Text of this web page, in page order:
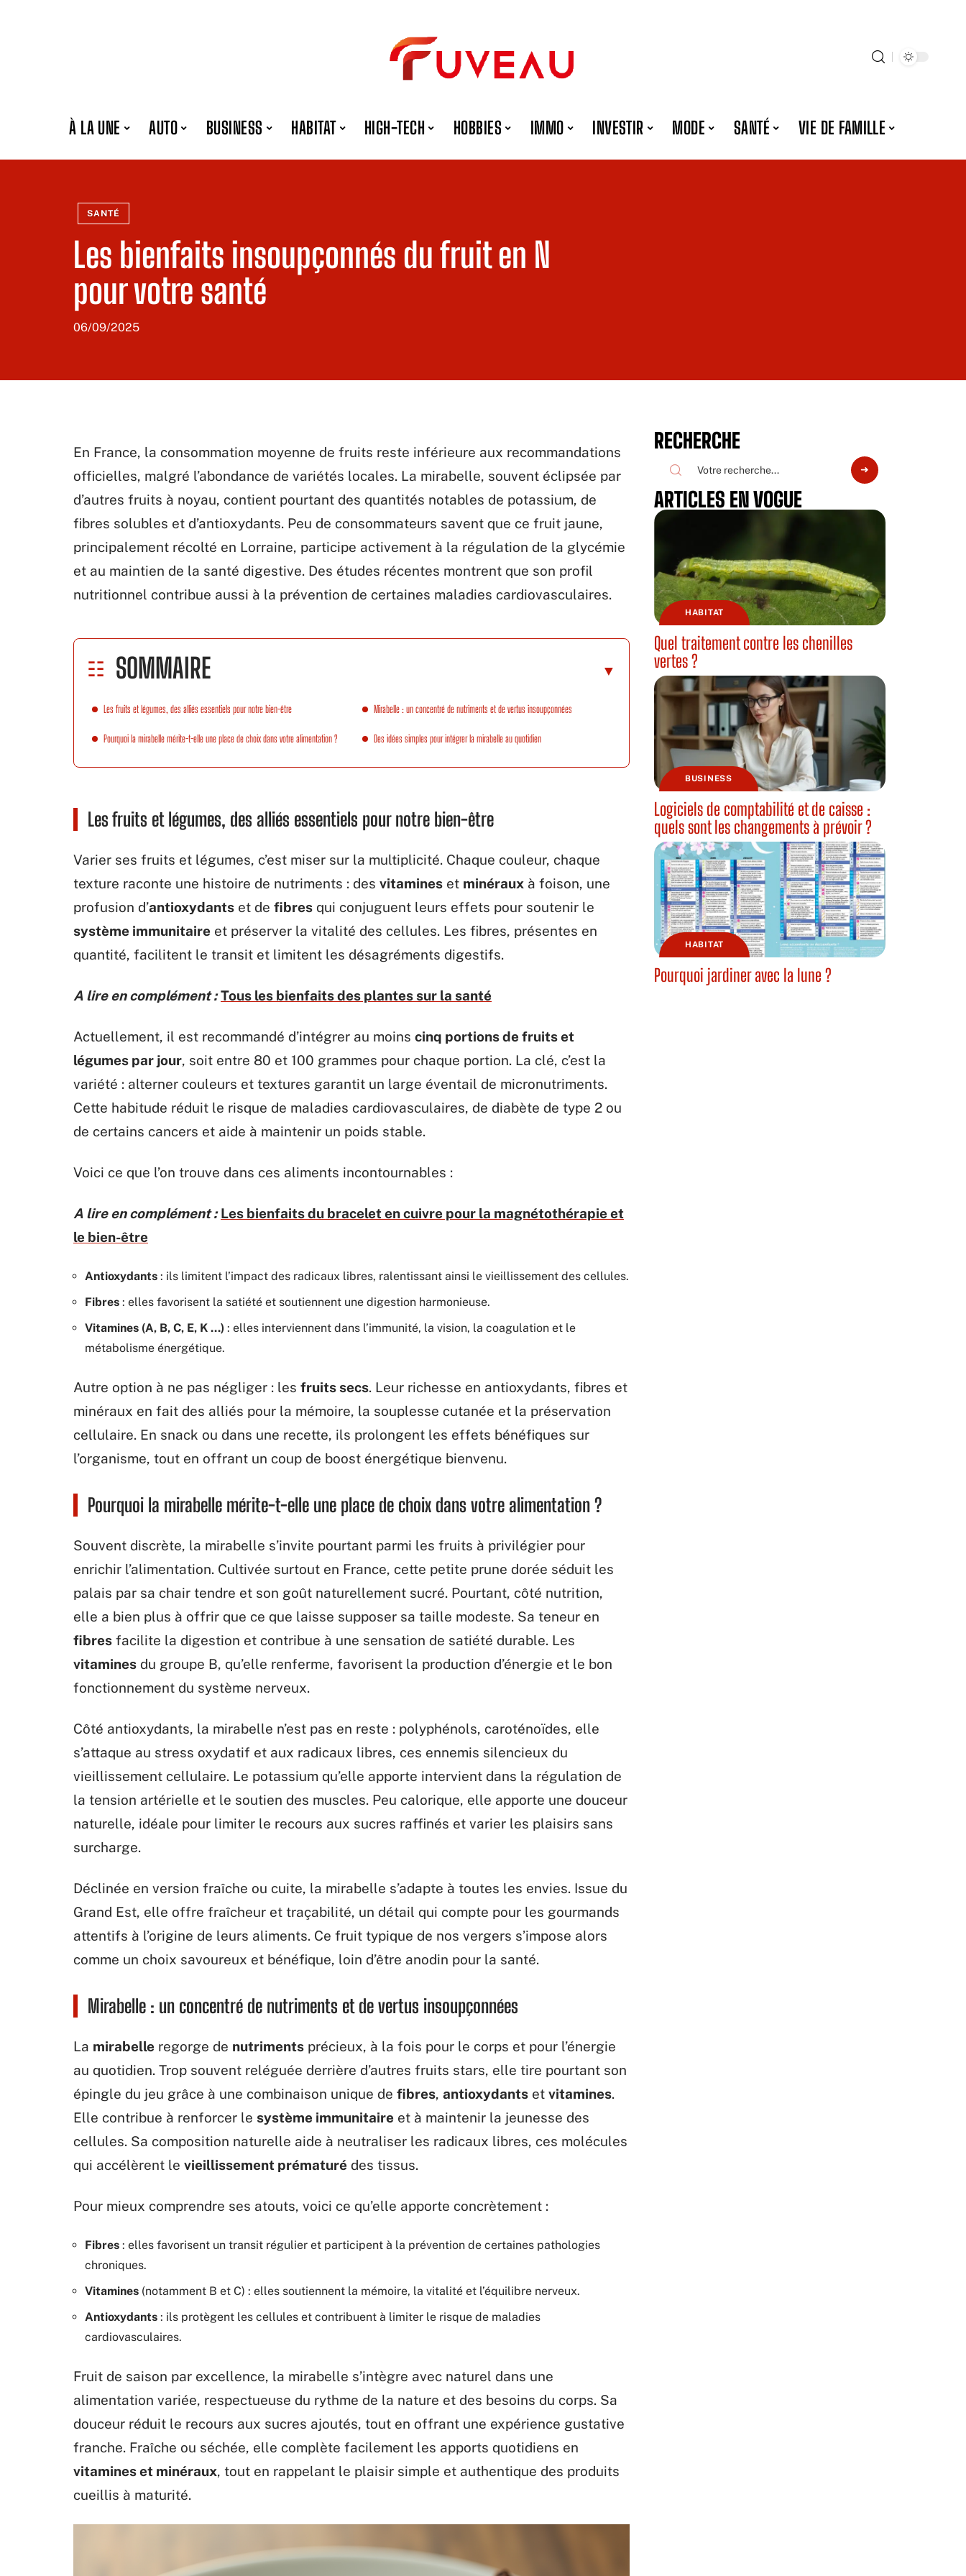
À LA UNE AUTO BUSINESS HABITAT HIGH-TECH HOBBIES IMMO INVESTIR MODE SANTÉ VIE DE FAMILLE
SANTÉ
Les bienfaits insoupçonnés du fruit en N
pour votre santé
06/09/2025
En France, la consommation moyenne de fruits reste inférieure aux recommandations
officielles, malgré l’abondance de variétés locales. La mirabelle, souvent éclipsée par
d’autres fruits à noyau, contient pourtant des quantités notables de potassium, de
fibres solubles et d’antioxydants. Peu de consommateurs savent que ce fruit jaune,
principalement récolté en Lorraine, participe activement à la régulation de la glycémie
et au maintien de la santé digestive. Des études récentes montrent que son profil
nutritionnel contribue aussi à la prévention de certaines maladies cardiovasculaires.
SOMMAIRE
Les fruits et légumes, des alliés essentiels pour notre bien-être
Pourquoi la mirabelle mérite-t-elle une place de choix dans votre alimentation ?
Mirabelle : un concentré de nutriments et de vertus insoupçonnées
Des idées simples pour intégrer la mirabelle au quotidien
Les fruits et légumes, des alliés essentiels pour notre bien-être
Varier ses fruits et légumes, c’est miser sur la multiplicité. Chaque couleur, chaque
texture raconte une histoire de nutriments : des vitamines et minéraux à foison, une
profusion d’antioxydants et de fibres qui conjuguent leurs effets pour soutenir le
système immunitaire et préserver la vitalité des cellules. Les fibres, présentes en
quantité, facilitent le transit et limitent les désagréments digestifs.
A lire en complément : Tous les bienfaits des plantes sur la santé
Actuellement, il est recommandé d’intégrer au moins cinq portions de fruits et
légumes par jour, soit entre 80 et 100 grammes pour chaque portion. La clé, c’est la
variété : alterner couleurs et textures garantit un large éventail de micronutriments.
Cette habitude réduit le risque de maladies cardiovasculaires, de diabète de type 2 ou
de certains cancers et aide à maintenir un poids stable.
Voici ce que l’on trouve dans ces aliments incontournables :
A lire en complément : Les bienfaits du bracelet en cuivre pour la magnétothérapie et
le bien-être
Antioxydants : ils limitent l’impact des radicaux libres, ralentissant ainsi le vieillissement des cellules.
Fibres : elles favorisent la satiété et soutiennent une digestion harmonieuse.
Vitamines (A, B, C, E, K …) : elles interviennent dans l’immunité, la vision, la coagulation et le
métabolisme énergétique.
Autre option à ne pas négliger : les fruits secs. Leur richesse en antioxydants, fibres et
minéraux en fait des alliés pour la mémoire, la souplesse cutanée et la préservation
cellulaire. En snack ou dans une recette, ils prolongent les effets bénéfiques sur
l’organisme, tout en offrant un coup de boost énergétique bienvenu.
Pourquoi la mirabelle mérite-t-elle une place de choix dans votre alimentation ?
Souvent discrète, la mirabelle s’invite pourtant parmi les fruits à privilégier pour
enrichir l’alimentation. Cultivée surtout en France, cette petite prune dorée séduit les
palais par sa chair tendre et son goût naturellement sucré. Pourtant, côté nutrition,
elle a bien plus à offrir que ce que laisse supposer sa taille modeste. Sa teneur en
fibres facilite la digestion et contribue à une sensation de satiété durable. Les
vitamines du groupe B, qu’elle renferme, favorisent la production d’énergie et le bon
fonctionnement du système nerveux.
Côté antioxydants, la mirabelle n’est pas en reste : polyphénols, caroténoïdes, elle
s’attaque au stress oxydatif et aux radicaux libres, ces ennemis silencieux du
vieillissement cellulaire. Le potassium qu’elle apporte intervient dans la régulation de
la tension artérielle et le soutien des muscles. Peu calorique, elle apporte une douceur
naturelle, idéale pour limiter le recours aux sucres raffinés et varier les plaisirs sans
surcharge.
Déclinée en version fraîche ou cuite, la mirabelle s’adapte à toutes les envies. Issue du
Grand Est, elle offre fraîcheur et traçabilité, un détail qui compte pour les gourmands
attentifs à l’origine de leurs aliments. Ce fruit typique de nos vergers s’impose alors
comme un choix savoureux et bénéfique, loin d’être anodin pour la santé.
Mirabelle : un concentré de nutriments et de vertus insoupçonnées
La mirabelle regorge de nutriments précieux, à la fois pour le corps et pour l’énergie
au quotidien. Trop souvent reléguée derrière d’autres fruits stars, elle tire pourtant son
épingle du jeu grâce à une combinaison unique de fibres, antioxydants et vitamines.
Elle contribue à renforcer le système immunitaire et à maintenir la jeunesse des
cellules. Sa composition naturelle aide à neutraliser les radicaux libres, ces molécules
qui accélèrent le vieillissement prématuré des tissus.
Pour mieux comprendre ses atouts, voici ce qu’elle apporte concrètement :
Fibres : elles favorisent un transit régulier et participent à la prévention de certaines pathologies
chroniques.
Vitamines (notamment B et C) : elles soutiennent la mémoire, la vitalité et l’équilibre nerveux.
Antioxydants : ils protègent les cellules et contribuent à limiter le risque de maladies
cardiovasculaires.
Fruit de saison par excellence, la mirabelle s’intègre avec naturel dans une
alimentation variée, respectueuse du rythme de la nature et des besoins du corps. Sa
douceur réduit le recours aux sucres ajoutés, tout en offrant une expérience gustative
franche. Fraîche ou séchée, elle complète facilement les apports quotidiens en
vitamines et minéraux, tout en rappelant le plaisir simple et authentique des produits
cueillis à maturité.
RECHERCHE
ARTICLES EN VOGUE
HABITAT
Quel traitement contre les chenilles
vertes ?
BUSINESS
Logiciels de comptabilité et de caisse :
quels sont les changements à prévoir ?
HABITAT
Pourquoi jardiner avec la lune ?